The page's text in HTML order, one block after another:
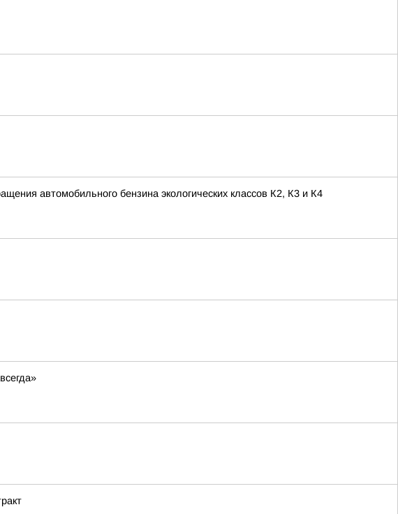
автомобильного бензина экологических классов К2, К3 и К4